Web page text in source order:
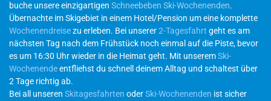
buche unsere einzigartigen Schneebeben Ski-Wochenenden.
Übernachte im Skigebiet in einem Hotel/Pension um eine komplette
Wochenendreisezu erleben. Bei unserer2-Tagesfahrt geht es am
nächsten Tag nach dem Frühstück noch einmal auf die Piste, bevor
es um 16:30 Uhr wieder in die Heimat geht. Mit unseremSki-
Wochenendeentfliehst du schnell deinem Alltag und schaltest über
2 Tage richtig ab.
Bei all unseren Skitagesfahrten oderSki-Wochenenden ist sicher